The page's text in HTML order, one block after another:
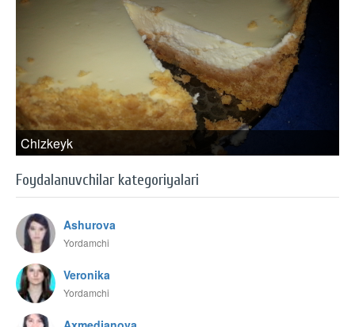
Chizkeyk
Foydalanuvchilar kategoriyalari
Ashurova
Yordamchi
Veronika
Yordamchi